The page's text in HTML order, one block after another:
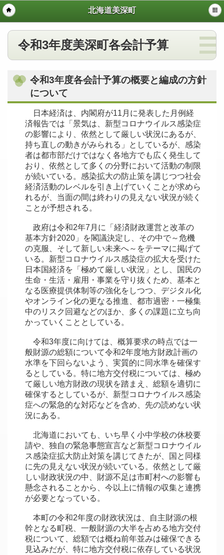
北海道美深町
令和3年度美深町各会計予算
令和3年度各会計予算の概要と編成の方針
について
日本経済は、内閣府が11月に発表した月例経
済報告では「景気は、新型コロナウイルス感染症
の影響により、依然として厳しい状況にあるが、
持ち直しの動きがみられる」としているが、感染
者は都市部だけではなく各地方でも広く発生して
おり、依然として多くの分野において活動の制限
が続いている。感染拡大の防止策を講じつつ社会
経済活動のレベルを引き上げていくことが求めら
れるが、当面の間は終わりの見えない状況が続く
ことが予想される。
政府は令和2年7月に「経済財政運営と改革の
基本方針2020」を閣議決定し、その中で～危機
の克服、そして新しい未来へ～をテーマに掲げて
いる。新型コロナウイルス感染症の拡大を受けた
日本国経済を「極めて厳しい状況」とし、国民の
生命・生活・雇用・事業を守り抜くため、基本と
なる医療提供体制等の強化をしつつ、デジタル化
やオンライン化の更なる推進、都市過密・一極集
中のリスク回避などのほか、多くの課題に立ち向
かっていくこととしている。
令和3年度に向けては、概算要求の時点では一
般財源の総額について令和2年度地方財政計画の
水準を下回らないよう、実質的に同水準を確保す
るとしている。特に地方交付税については、極め
て厳しい地方財政の現状を踏まえ、総額を適切に
確保するとしているが、新型コロナウイルス感染
症への緊急的な対応などを含め、先の読めない状
況にある。
北海道においても、いち早く小中学校の休校要
請や、独自の緊急事態宣言など新型コロナウイル
ス感染症拡大防止対策を講じてきたが、国と同様
に先の見えない状況が続いている。依然として厳
しい財政状況の中、財源不足は市町村への影響も
懸念されることから、今以上に情報の収集と連携
が必要となっている。
本町の令和2年度の財政状況は、自主財源の根
幹となる町税、一般財源の大半を占める地方交付
税について、総額では概ね前年並みは確保できる
見込みだが、特に地方交付税に依存している状況